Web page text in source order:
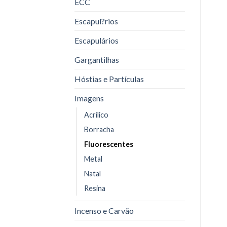
Escapul?rios
Escapulários
Gargantilhas
Hóstias e Partículas
Imagens
Acrílico
Borracha
Fluorescentes
Metal
Natal
Resina
Incenso e Carvão